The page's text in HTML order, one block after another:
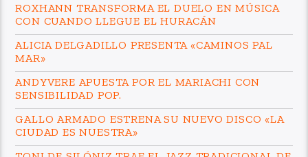
ROXHANN TRANSFORMA EL DUELO EN MÚSICA
CON CUANDO LLEGUE EL HURACÁN
ALICIA DELGADILLO PRESENTA «CAMINOS PAL
MAR»
ANDYVERE APUESTA POR EL MARIACHI CON
SENSIBILIDAD POP.
GALLO ARMADO ESTRENA SU NUEVO DISCO «LA
CIUDAD ES NUESTRA»